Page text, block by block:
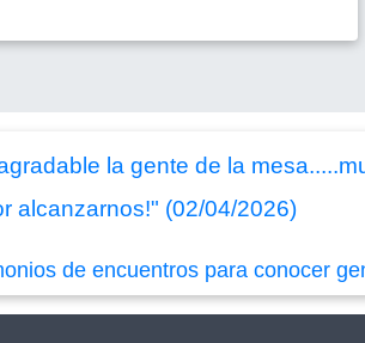
la gente de la
alcanzarnos!" (02/04/2026)
de encuentros para conocer